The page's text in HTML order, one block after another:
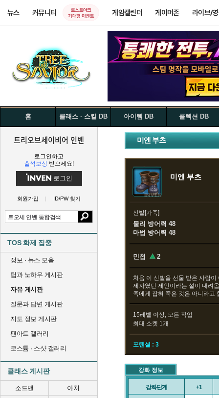
뉴스 커뮤니티
로스트아크
기대평 이벤트
게임캘린더 게이머존 라이브/
홈 클래스 · 스킬 DB 아이템 DB 콜렉션 DB
트리오브세이비어 인벤
로그인하고
출석보상 받으세요!
로그인
회원가입 ID/PW 찾기
TOS 화제 집중
정보 · 뉴스 모음
팁과 노하우 게시판
자유 게시판
질문과 답변 게시판
지도 정보 게시판
팬아트 갤러리
코스튬 · 스샷 갤러리
클래스 게시판
소드맨
아처
미엔 부츠
미엔 부츠
신발[가죽]
물리 방어력 48
마법 방어력 48
민첩 2
처음 이 신발을 선물 받은 사람
제자였던 제인이라는 설이 내려
족에게 잡혀 죽은 것은 아니라고
15레벨 이상, 모든 직업
최대 소켓 1개
포텐셜 : 3
강화 정보
강화단계 +1